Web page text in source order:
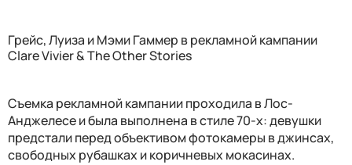
Грейс, Луиза и Мэми Гаммер в рекламной кампании
Clare Vivier & The Other Stories
Съемка рекламной кампании проходила в Лос-
Анджелесе и была выполнена в стиле 70-х: девушки
предстали перед объективом фотокамеры в джинсах,
свободных рубашках и коричневых мокасинах.